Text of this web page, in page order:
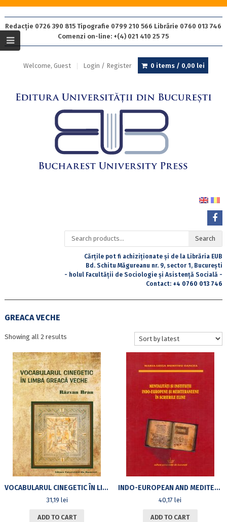
Redacție 0726 390 815 Tipografie 0799 210 566 Librărie 0760 013 746
Comenzi on-line: +(4) 021 410 25 75
Welcome, Guest Login / Register 0 items / 0,00 lei
Search
for:
Search
Cărțile pot fi achiziționate și de la Librăria EUB
Bd. Schitu Măgureanu nr. 9, sector 1, București
- holul Facultății de Sociologie și Asistență Socială -
Contact: +4 0760 013 746
GREACA VECHE
Showing all 2 resultsSorted
latest
VOCABULARUL CINEGETIC ÎN LIMBA GREACĂ VECHE
31,19 lei
ADD TO CART
INDO-EUROPEAN AND MEDITERRANEEAN MENTALITIES AND INSTITUTIONS IN GREEK TEXTS
40,17lei
ADD TO CART